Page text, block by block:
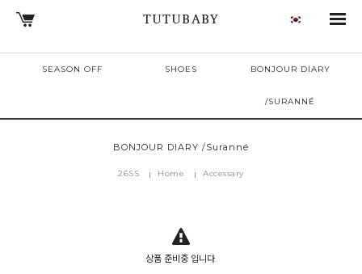
TUTUBABY
SEASON OFF SHOES BONJOUR DIARY
/SURANNÉ
BONJOUR DIARY /Suranné
26SS Home Accessary
상품 준비중 입니다.